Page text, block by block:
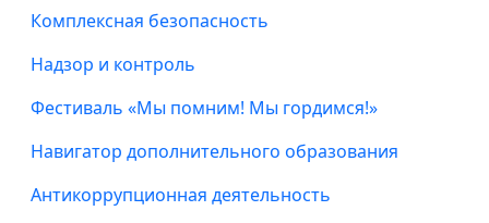
Комплексная безопасность
Надзор и контроль
Фестиваль «Мы помним! Мы гордимся!»
Навигатор дополнительного образования
Антикоррупционная деятельность